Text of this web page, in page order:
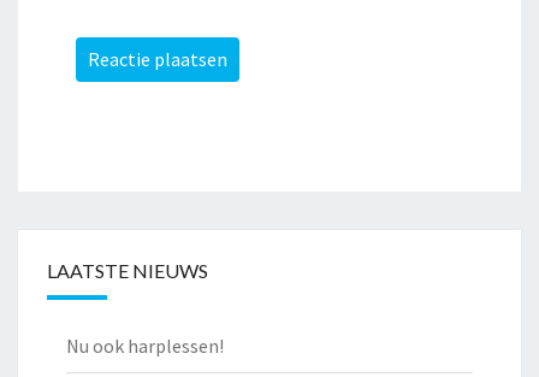
LAATSTE NIEUWS
Nu ook harplessen!